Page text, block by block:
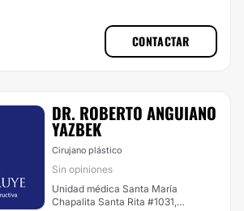
CONTACTAR
DR. ROBERTO ANGUIANO
YAZBEK
Cirujano plástico
Sin opiniones
Unidad médica Santa María
Chapalita Santa Rita #1031,